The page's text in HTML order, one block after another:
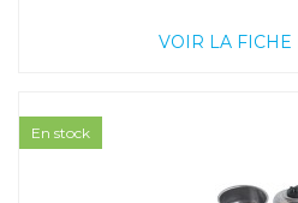
VOIR LA FICHE
En stock